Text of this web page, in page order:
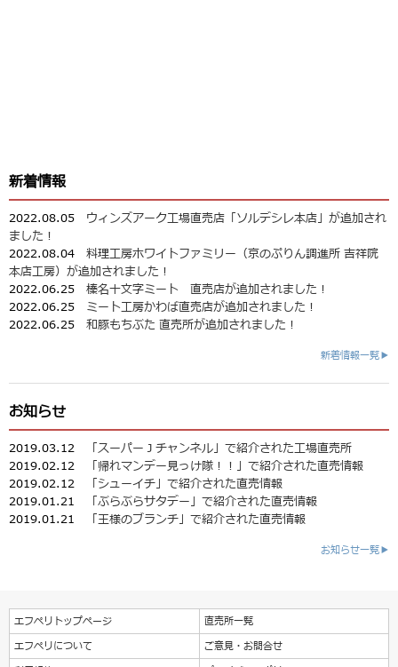
新着情報
2022.08.05 ウィンズアーク工場直売店「ソルデシレ本店」が追加され
ました！
2022.08.04 料理工房ホワイトファミリー（京のぷりん調進所 吉祥院
本店工房）が追加されました！
2022.06.25 榛名十文字ミート 直売店が追加されました！
2022.06.25 ミート工房かわば直売店が追加されました！
2022.06.25 和豚もちぶた 直売所が追加されました！
新着情報一覧▶
お知らせ
2019.03.12
「スーパーＪチャンネル」で紹介された工場直売所
2019.02.12
「帰れマンデー見っけ隊！！」で紹介された直売情報
2019.02.12
「シューイチ」で紹介された直売情報
2019.01.21
「ぶらぶらサタデー」で紹介された直売情報
2019.01.21
「王様のブランチ」で紹介された直売情報
お知らせ一覧▶
エフペリトップページ
直売所一覧
エフペリについて
ご意見・お問合せ